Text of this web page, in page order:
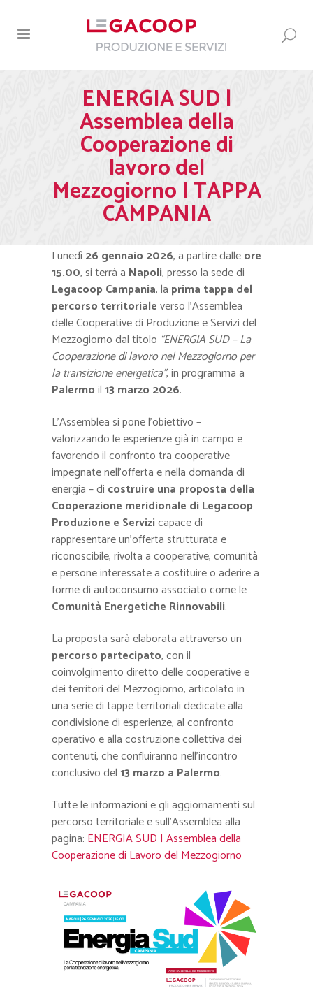
ENERGIA SUD |
Assemblea della
Cooperazione di
lavoro del
Mezzogiorno | TAPPA
CAMPANIA
Lunedì 26 gennaio 2026, a partire dalleore
15.00, si terrà a Napoli, presso la sede di
Legacoop Campania, la prima tappa del
percorso territorialeverso l’Assemblea
delle Cooperative di Produzione e Servizi del
Mezzogiorno dal titolo “ENERGIA SUD – La
Cooperazione di lavoro nel Mezzogiorno per
la transizione energetica”, in programma a
Palermoil13 marzo 2026.
L’Assemblea si pone l’obiettivo –
valorizzando le esperienze già in campo e
favorendo il confronto tra cooperative
impegnate nell’offerta e nella domanda di
energia – di costruire una proposta della
Cooperazione meridionale di Legacoop
Produzione e Servizicapace di
rappresentare un’offerta strutturata e
riconoscibile, rivolta a cooperative, comunità
e persone interessate a costituire o aderire a
forme di autoconsumo associato come le
Comunità Energetiche Rinnovabili.
La proposta sarà elaborata attraverso un
percorso partecipato, con il
coinvolgimento diretto delle cooperative e
dei territori del Mezzogiorno, articolato in
una serie di tappe territoriali dedicate alla
condivisione di esperienze, al confronto
operativo e alla costruzione collettiva dei
contenuti, che confluiranno nell’incontro
conclusivo del13 marzo a Palermo.
Tutte le informazioni e gli aggiornamenti sul
percorso territoriale e sull’Assemblea alla
pagina: ENERGIA SUD | Assemblea della
Cooperazione di Lavoro del Mezzogiorno